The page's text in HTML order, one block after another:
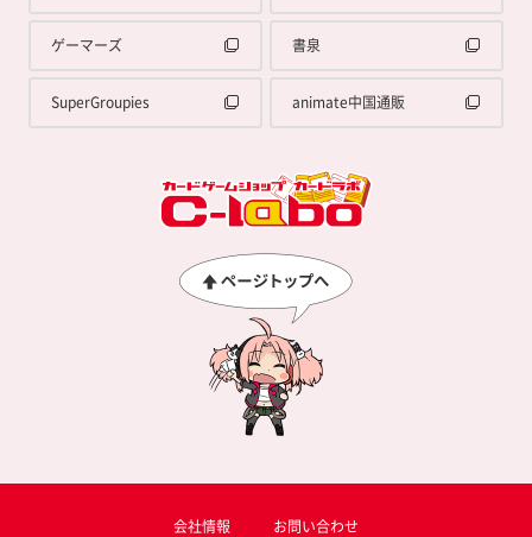
ゲーマーズ 書泉
SuperGroupies animate中国通販
会社情報 お問い合わせ